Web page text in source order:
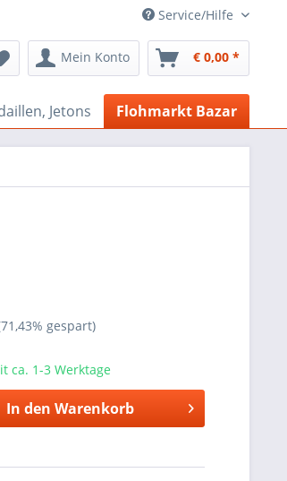
Service/Hilfe
Mein Konto € 0,00 *
Jetons Flohmarkt Bazar
gespart)
ca. 1-3 Werktage
In den Warenkorb